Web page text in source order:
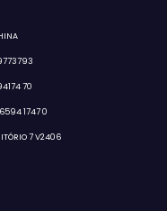
70
1747 0
7 V2406